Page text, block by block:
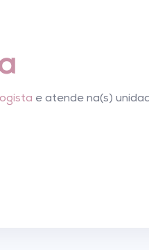
e atende na(s)